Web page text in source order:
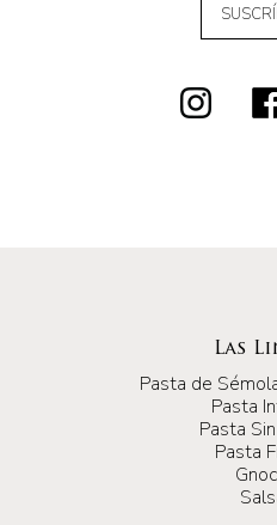
Las
Pasta de
Pasta
Pasta
Pasta